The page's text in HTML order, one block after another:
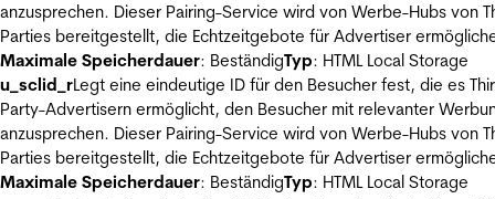
anzusprechen. Dieser Pairing-Service wird von Werbe-Hubs von
Parties bereitgestellt, die Echtzeitgebote für Advertiser
Maximale Speicherdauer: BeständigTyp: HTML Local Storage
u_sclid_rLegt eine eindeutige ID für den Besucher fest, die es
Party-Advertisern ermöglicht, den Besucher mit relevanter
anzusprechen. Dieser Pairing-Service wird von Werbe-Hubs von
Parties bereitgestellt, die Echtzeitgebote für Advertiser
Maximale Speicherdauer: BeständigTyp: HTML Local Storage